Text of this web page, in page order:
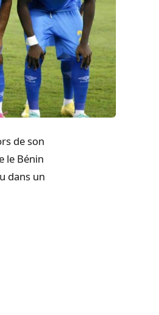
de son
le Bénin
dans un